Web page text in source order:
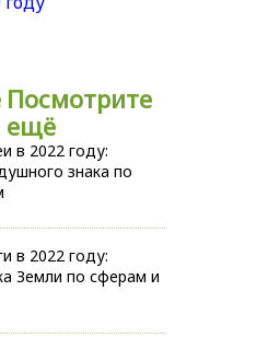
Посмотрите
ещё
в 2022 году:
знака по
в 2022 году:
Земли по сферам и